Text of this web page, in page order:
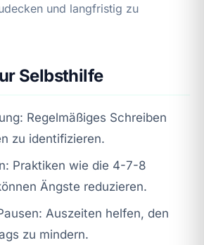
und langfristig zu
Selbsthilfe
Regelmäßiges Schreiben
zu identifizieren.
Praktiken wie die 4-7-8
Ängste reduzieren.
Auszeiten helfen, den
zu mindern.